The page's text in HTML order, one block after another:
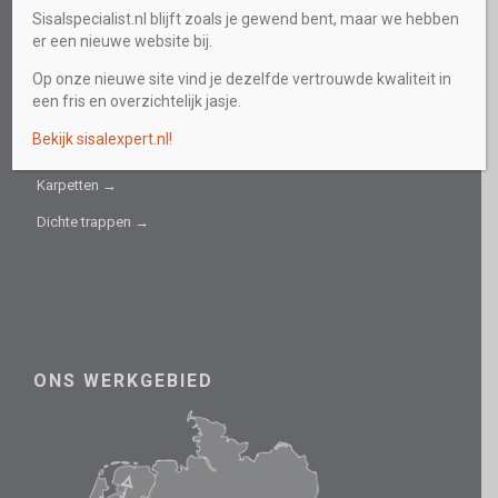
Collectie →
Sisal fijn →
Sisal grof →
Trapbekleding →
Karpetten →
Dichte trappen →
ONS WERKGEBIED
Sisalspecialist.nl blijft zoals je gewend bent, maar we hebben
er een nieuwe website bij.
Op onze nieuwe site vind je dezelfde vertrouwde kwaliteit in
een fris en overzichtelijk jasje.
Bekijk sisalexpert.nl!